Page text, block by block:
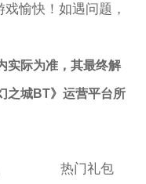
愉快！如遇问题，
实际为准，其最终解
之城BT》运营平台所
热门礼包